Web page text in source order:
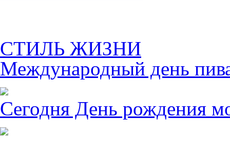
СТИЛЬ ЖИЗНИ
Международный день
Сегодня День рождения